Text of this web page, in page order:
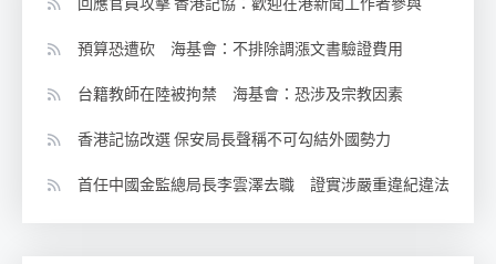
預算恐遭砍 海基會：不排除調漲文書驗證費用
台籍教師在陸被拘禁 海基會：恐涉及宗教因素
香港記協改選 保安局長聲稱不可勾結外國勢力
首任中國金監總局長李雲澤去職 證實涉嚴重違紀違法